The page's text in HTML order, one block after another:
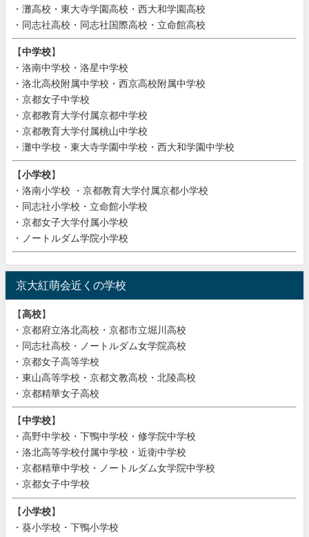
・灘高校・東大寺学園高校・西大和学園高校
・同志社高校・同志社国際高校・立命館高校
【中学校】
・洛南中学校・洛星中学校
・洛北高校附属中学校・西京高校附属中学校
・京都女子中学校
・京都教育大学付属京都中学校
・京都教育大学付属桃山中学校
・灘中学校・東大寺学園中学校・西大和学園中学校
【小学校】
・洛南小学校 ・京都教育大学付属京都小学校
・同志社小学校・立命館小学校
・京都女子大学付属小学校
・ノートルダム学院小学校
京大紅萌会近くの学校
【高校】
・京都府立洛北高校・京都市立堀川高校
・同志社高校・ノートルダム女学院高校
・京都女子高等学校
・東山高等学校・京都文教高校・北陵高校
・京都精華女子高校
【中学校】
・高野中学校・下鴨中学校・修学院中学校
・洛北高等学校付属中学校・近衛中学校
・京都精華中学校・ノートルダム女学院中学校
・京都女子中学校
【小学校】
・葵小学校・下鴨小学校